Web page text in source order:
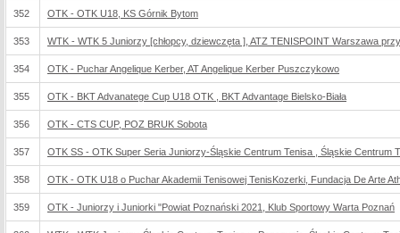
352 OTK - OTK U18, KS Górnik Bytom
353 WTK - WTK 5 Juniorzy [chłopcy, dziewczęta ], ATZ TENISPOINT Warszawa
354 OTK - Puchar Angelique Kerber, AT Angelique Kerber Puszczykowo
355 OTK - BKT Advanatege Cup U18 OTK , BKT Advantage Bielsko-Biała
356 OTK - CTS CUP, POZ BRUK Sobota
357 OTK SS - OTK Super Seria Juniorzy-Śląskie Centrum Tenisa , Śląskie Centrum
358 OTK - OTK U18 o Puchar Akademii Tenisowej TenisKozerki, Fundacja De Arte
359 OTK - Juniorzy i Juniorki "Powiat Poznański 2021, Klub Sportowy Warta Poznań